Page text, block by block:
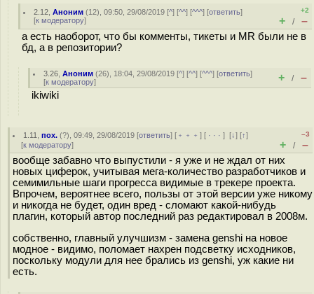
2.12 ,Аноним (12), 09:50, 29/08/2019 [^] [^^] [^^^] [ответить]
[к модератору]
+2
+ / –
а есть наоборот, что бы комменты, тикеты и MR были не в
бд, а в репозитории?
3.26 ,Аноним (26), 18:04, 29/08/2019 [^] [^^] [^^^] [ответить]
[к модератору] + / –
ikiwiki
1.11 ,пох. (?), 09:49, 29/08/2019 [ответить] [ ﹢﹢﹢] [ · · ·][↓] [↑]
[к модератору]
–3
+ / –
вообще забавно что выпустили - я уже и не ждал от них
новых циферок, учитывая мега-количество разработчиков и
семимильные шаги прогресса видимые в трекере проекта.
Впрочем, вероятнее всего, пользы от этой версии уже никому
и никогда не будет, один вред - сломают какой-нибудь
плагин, который автор последний раз редактировал в 2008м.
собственно, главный улучшизм - замена genshi на новое
модное - видимо, поломает нахрен подсветку исходников,
поскольку модули для нее брались из genshi, уж какие ни
есть.